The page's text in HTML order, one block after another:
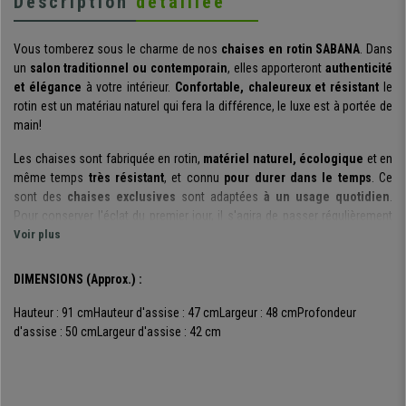
Vous tomberez sous le charme de nos chaises en rotin SABANA. Dans
un salon traditionnel ou contemporain, elles apporterontauthenticité
et élégance à votre intérieur. Confortable, chaleureux et résistant le
rotin est un matériau naturel qui fera la différence, le luxe est à portée de
main!
Les chaises sont fabriquée en rotin, matériel naturel, écologique et en
même temps très résistant, et connu pour durer dans le temps. Ce
sont des chaises exclusives sont adaptées à un usage quotidien.
Pour conserver l'éclat du premier jour, il s'agira de passer régulièrement
un chiffon sec et nettoyer les interstices avec un aspirateur.
chaise est unique et apporte chaleur et authenticité
manger, un salon ou une chambre à coucher. Elles sont réellement
incomparables, et semarieront parfaitement avec votre mobilier en
Voir plus
DIMENSIONS (Approx.) :
Hauteur : 91 cmHauteur d'assise : 47 cmLargeur : 48 cmProfondeur
d'assise : 50 cmLargeur d'assise : 42 cm